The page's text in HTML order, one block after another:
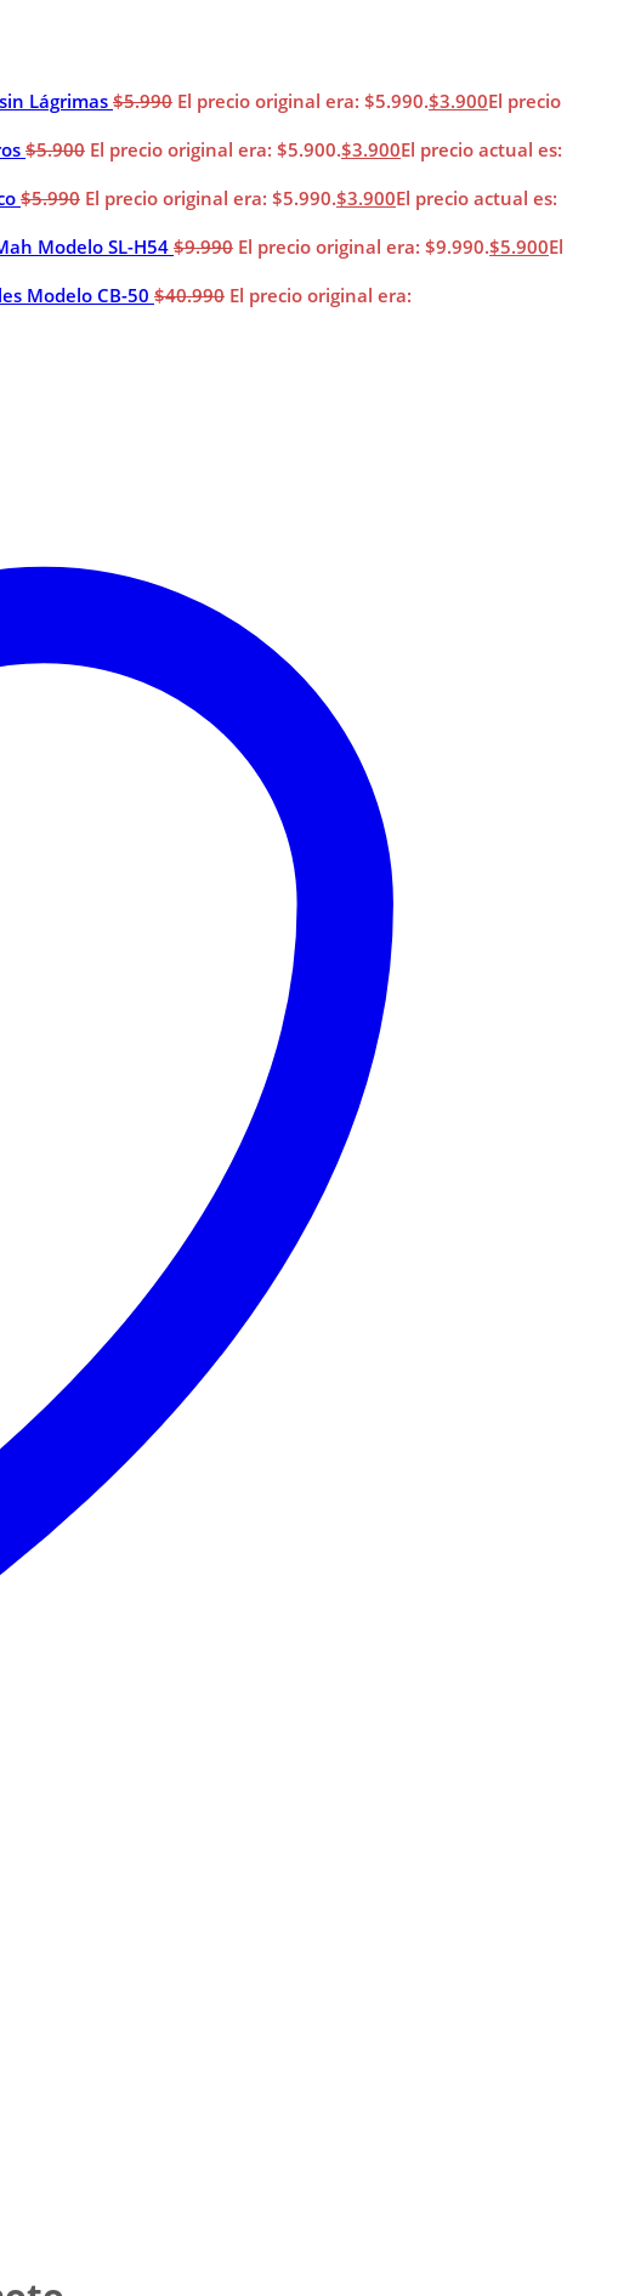
Lágrimas $5.990 El precio original era: $5.990.$3.900El precio
$5.900 El precio original era: $5.900.$3.900El precio actual es:
$5.990 El precio original era: $5.990.$3.900El precio actual es:
Modelo SL-H54$9.990 El precio original era: $9.990.$5.900El
Modelo CB-50 $40.990 El precio original era: